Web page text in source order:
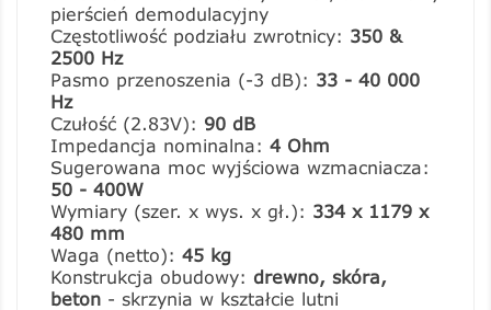
pierścień demodulacyjny
Częstotliwość podziału zwrotnicy: 350 &
2500 Hz
Pasmo przenoszenia (-3 dB): 33 - 40 000
Hz
Czułość (2.83V): 90 dB
Impedancja nominalna: 4 Ohm
Sugerowana moc wyjściowa wzmacniacza:
50 - 400W
Wymiary (szer. x wys. x gł.): 334 x 1179 x
480 mm
Waga (netto): 45 kg
Konstrukcja obudowy: drewno, skóra,
beton - skrzynia w kształcie lutni